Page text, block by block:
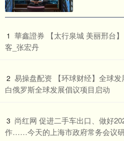
1 華鑫證券 【太行泉城 美丽邢台
客_张宏丹
2 易操盘配资 【环球财经】全球
白俄罗斯全球发展倡议项目启动
3 尚红网 促进二手车出口、做好
作……今天的上海市政府常务会议